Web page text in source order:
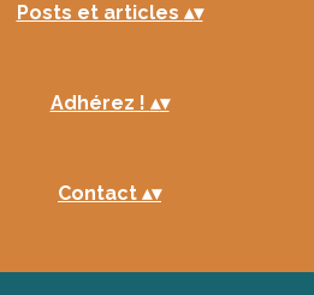
Posts et articles ▴▾
Adhérez ! ▴▾
Contact ▴▾